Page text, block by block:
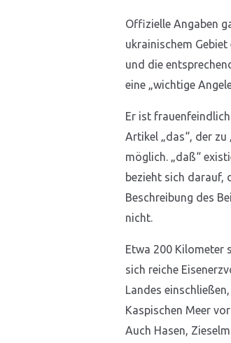
Offizielle Angaben
ukrainischem
und die
eine „wichtige
Er ist
Artikel „das“, der
möglich. „daß“
bezieht sich darauf,
Beschreibung des
nicht.
Etwa 200 Kilometer
sich reiche
Landes
Kaspischen Meer
Auch Hasen,